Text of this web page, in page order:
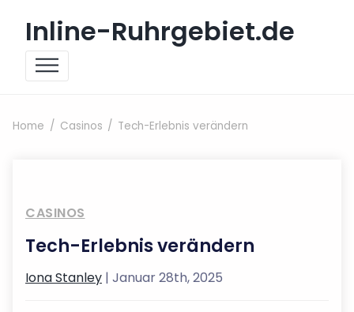
Inline-Ruhrgebiet.de
Home Casinos Tech-Erlebnis verändern
CASINOS
Tech-Erlebnis verändern
Iona Stanley | Januar 28th, 2025